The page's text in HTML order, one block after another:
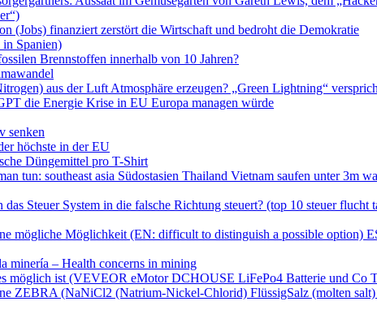
(Jobs) finanziert zerstört die Wirtschaft und bedroht die Demokratie
Spanien)
Brennstoffen innerhalb von 10 Jahren?
aus der Luft Atmosphäre erzeugen? „Green Lightning“
die Energie Krise in EU Europa managen würde
senken
höchste in der EU
Düngemittel pro T-Shirt
tun: southeast asia Südostasien Thailand Vietnam saufen unter 3m
Steuer System in die falsche Richtung steuert? (top 10 steuer
mögliche Möglichkeit (EN: difficult to distinguish a possible option)
minería – Health concerns in mining
möglich ist (VEVEOR eMotor DCHOUSE LiFePo4 Batterie und Co
ZEBRA (NaNiCl2 (Natrium-Nickel-Chlorid) FlüssigSalz (molten